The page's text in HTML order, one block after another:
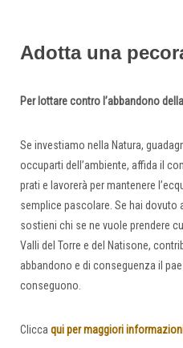
Adotta una
Per lottare contro l’abbandono
Se investiamo nella Natura,
occuparti dell’ambiente, affida il
prati e lavorerà per mantenere
semplice pascolare. Se hai dovuto
sostieni chi se ne vuole prendere
Valli del Torre e del Natisone,
abbandono e di conseguenza il
conseguono.
Clicca qui per maggiori